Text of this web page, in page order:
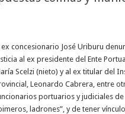
ex concesionario José Uriburu
al ex presidente del Ente
Scelzi (nieto) y al ex titular del
Leonardo Cabrera, entre
portuarios y judiciales de
ladrones”, y de tener